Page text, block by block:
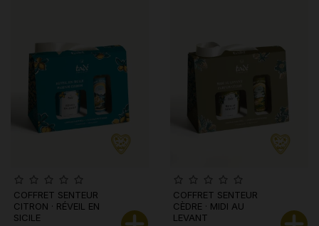
COFFRET SENTEUR
CITRON · RÉVEIL EN
SICILE
COFFRET SENTEUR
CÈDRE · MIDI AU
LEVANT